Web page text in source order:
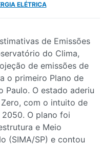
ELÉTRICA
de Emissões
do Clima,
de emissões de
o primeiro Plano de
Paulo. O estado aderiu
com o intuito de
O plano foi
e Meio
(SIMA/SP) e contou